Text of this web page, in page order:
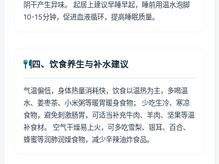
阴干产生异味。 起居上建议早睡早起，睡前用温水泡脚
10-15分钟，促进血液循环，提高睡眠质量。
四、饮食养生与补水建议
气温偏低，身体热量消耗快，饮食以温热为主，多喝温
水、姜枣茶、小米粥等暖胃暖身食物； 少吃生冷、寒凉
食物，避免刺激肠胃，可适当补充牛肉、羊肉、坚果等温
补食材。 空气干燥易上火，可多吃雪梨、银耳、百合、
蜂蜜等润肺润燥食物，减少辛辣油炸食品。